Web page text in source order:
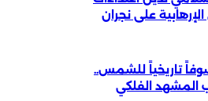
على نجران
تاريخياً للشمس..
المشهد الفلكي